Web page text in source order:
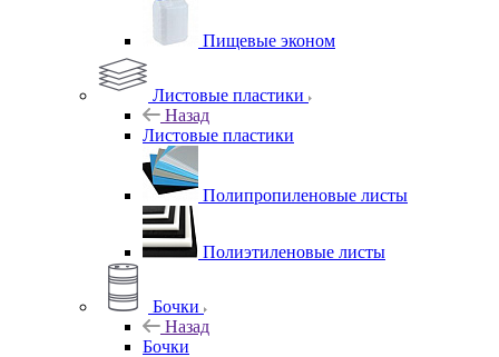
Пищевые эконом
Листовые пластики
Назад
Листовые пластики
Полипропиленовые листы
Полиэтиленовые листы
Бочки
Назад
Бочки